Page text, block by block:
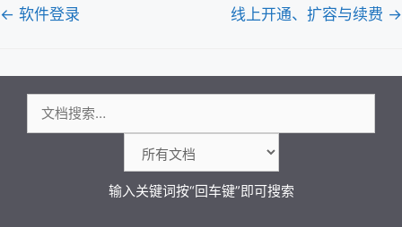
文
← 软件登录 线上开通、扩容与续费 →
索：